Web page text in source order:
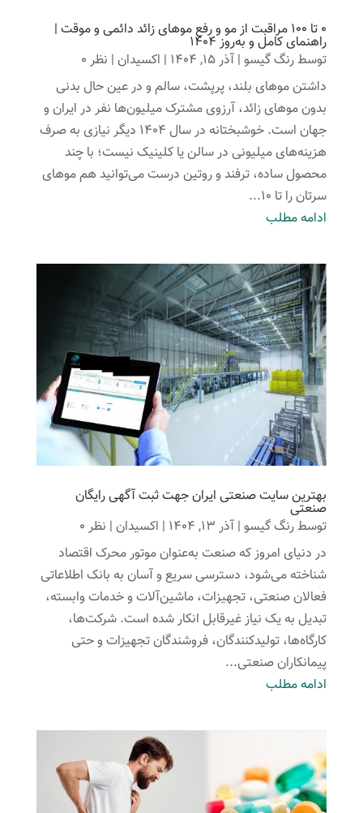
۰ تا ۱۰۰ مراقبت از مو و رفع موهای زائد دائمی و موقت |
راهنمای کامل و به‌روز ۱۴۰۴
توسطرنگ گیسو| آذر 15, 1404 | اکسیدان| نظر 0
داشتن موهای بلند، پرپشت، سالم و در عین حال بدنی
بدون موهای زائد، آرزوی مشترک میلیون‌ها نفر در ایران و
جهان است. خوشبختانه در سال ۱۴۰۴ دیگر نیازی به صرف
هزینه‌های میلیونی در سالن یا کلینیک نیست؛ با چند
محصول ساده، ترفند و روتین درست می‌توانید هم موهای
سرتان را تا ۱۰...
ادامه مطلب
بهترین ‌سایت صنعتی ایران جهت ثبت آگهی رایگان
صنعتی
توسطرنگ گیسو| آذر 13, 1404 | اکسیدان| نظر 0
در دنیای امروز که صنعت به‌عنوان موتور محرک اقتصاد
شناخته می‌شود، دسترسی سریع و آسان به بانک اطلاعاتی
فعالان صنعتی، تجهیزات، ماشین‌آلات و خدمات وابسته،
تبدیل به یک نیاز غیرقابل انکار شده است. شرکت‌ها،
کارگاه‌ها، تولیدکنندگان، فروشندگان تجهیزات و حتی
پیمانکاران صنعتی...
ادامه مطلب